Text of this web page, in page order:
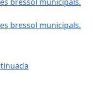
bressol municipals.